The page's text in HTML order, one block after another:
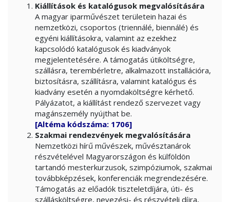
Kiállítások és katalógusok megvalósítására
A magyar iparművészet területein hazai és
nemzetközi, csoportos (triennálé, biennálé) és
egyéni kiállításokra, valamint az ezekhez
kapcsolódó katalógusok és kiadványok
megjelentetésére. A támogatás útiköltségre,
szállásra, terembérletre, alkalmazott installációra,
biztosításra, szállításra, valamint katalógus és
kiadvány esetén a nyomdaköltségre kérhető.
Pályázatot, a kiállítást rendező szervezet vagy
magánszemély nyújthat be.
[Altéma kódszáma: 1706]
Szakmai rendezvények megvalósítására
Nemzetközi hírű művészek, művésztanárok
részvételével Magyarországon és külföldön
tartandó mesterkurzusok, szimpóziumok, szakmai
továbbképzések, konferenciák megrendezésére.
Támogatás az előadók tiszteletdíjára, úti- és
szállásköltségre, nevezési- és részvételi díjra,